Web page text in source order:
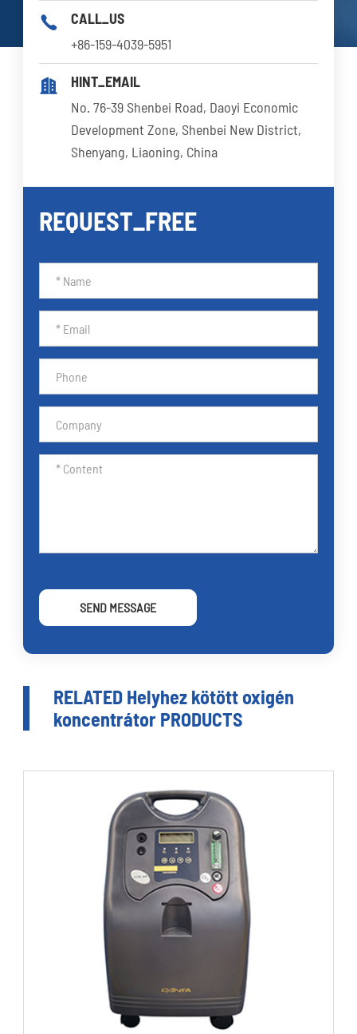

CALL_US
+86-159-4039-5951

HINT_EMAIL
No. 76-39 Shenbei Road, Daoyi Economic
Development Zone, Shenbei New District,
Shenyang, Liaoning, China
REQUEST_FREE
SEND MESSAGE
RELATED Helyhez kötött oxigén
koncentrátor PRODUCTS